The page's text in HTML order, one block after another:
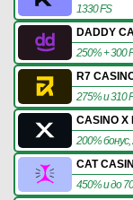
1330 FS
DADDY
250% + 300
R7
275% и 310
CASINO
200%
CAT
450% и до